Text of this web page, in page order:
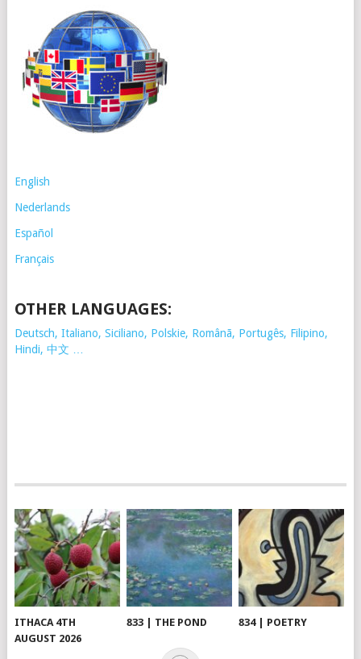
English
Nederlands
Español
Français
OTHER LANGUAGES:
Deutsch, Italiano, Siciliano, Polskie, Românã, Portugês, Filipino,
Hindi, 中文 …
ITHACA 4TH
AUGUST 2026
833 | THE POND 834 | POETRY